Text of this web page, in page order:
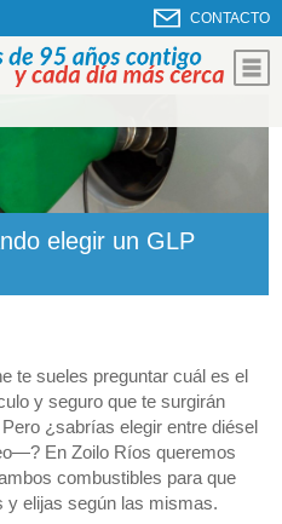
CONTACTO
elegir un GLP
te sueles preguntar cuál es el
y seguro que te surgirán
¿sabrías elegir entre diésel
En Zoilo Ríos queremos
combustibles para que
y elijas según las mismas.